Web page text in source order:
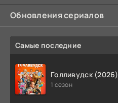
Обновления сериалов
Самые последние
Голливудск (2026)
1 сезон